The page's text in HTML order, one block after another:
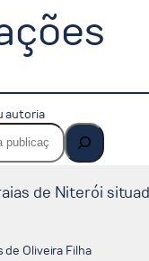
autoria
de Niterói
de Oliveira Filha